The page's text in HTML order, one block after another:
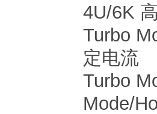
4U/6K
Turbo
定电流
Turbo
Mode/